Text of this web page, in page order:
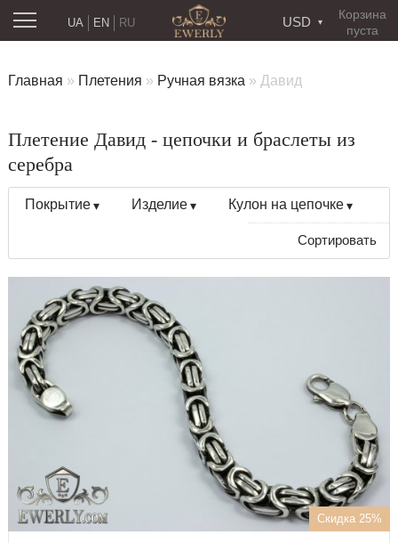
Корзина
пуста
USD
RU
UA EN
Главная » Плетения » Ручная вязка » Давид
Плетение Давид - цепочки и браслеты из
серебра
Покрытие Изделие Кулон на цепочке
Сортировать
Скидка 25%